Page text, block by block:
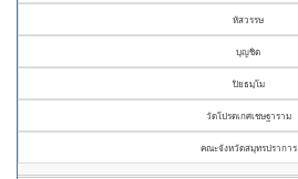
หัสวรรษ
บุญชิต
ปิยธมฺโม
วัดโปรดเกศเชษฐาราม
คณะจังหวัดสมุทรปราการ